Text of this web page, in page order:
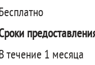
течение 1 месяца